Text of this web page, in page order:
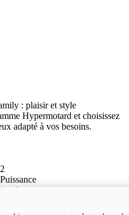
: plaisir et style
Hypermotard et choisissez
adapté à vos besoins.
Puissance